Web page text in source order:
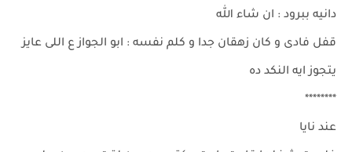
دانيه ببرود : ان شاء الله
قفل فادى و كان زهقان جدا و كلم نفسه : ابو الجواز ع اللى عايز
يتجوز ايه النكد ده
********
عند نايا